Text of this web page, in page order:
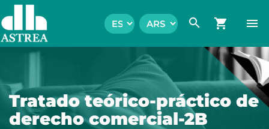
search shopping_cart menu
Tratado teórico-práctico de
derecho comercial-2B